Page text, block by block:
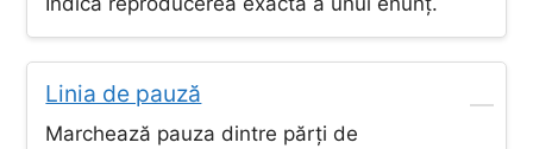
–
Linia de pauză
Marchează pauza dintre părți de